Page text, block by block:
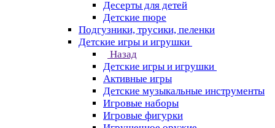
Десерты для детей
Детские пюре
Подгузники, трусики, пеленки
Детские игры и игрушки
Назад
Детские игры и игрушки
Активные игры
Детские музыкальные инструменты
Игровые наборы
Игровые фигурки